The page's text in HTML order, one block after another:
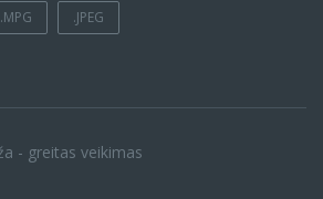
.MPG .JPEG
- greitas veikimas